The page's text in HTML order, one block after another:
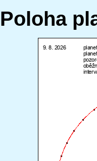
Poloha